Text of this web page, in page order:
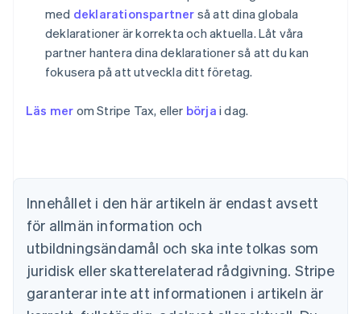
med deklarationspartner så att dina globala
deklarationer är korrekta och aktuella. Låt våra
partner hantera dina deklarationer så att du kan
fokusera på att utveckla ditt företag.
Läs mer om Stripe Tax, eller börja i dag.
Innehållet i den här artikeln är endast avsett
för allmän information och
utbildningsändamål och ska inte tolkas som
juridisk eller skatterelaterad rådgivning. Stripe
garanterar inte att informationen i artikeln är
Nederlands Français Deutsch English
Brasilien
Português English
Bulgarien
English
English